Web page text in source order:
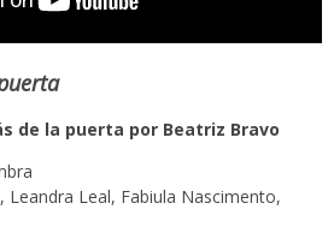
de la puerta por Beatriz Bravo
Leandra Leal, Fabiula Nascimento,